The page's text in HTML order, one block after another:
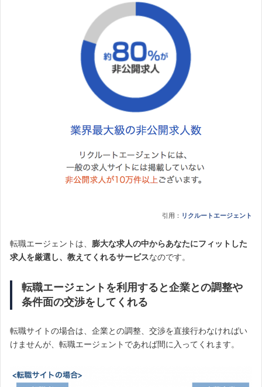
引用： リクルートエージェント
転職エージェントは、 膨大な求人の中からあなたにフィットした
求人を厳選し、教えてくれるサービスなのです。
転職エージェントを利用すると企業との調整や
条件面の交渉をしてくれる
転職サイトの場合は、企業との調整、交渉を直接行わなければい
けませんが、転職エージェントであれば間に入ってくれます。